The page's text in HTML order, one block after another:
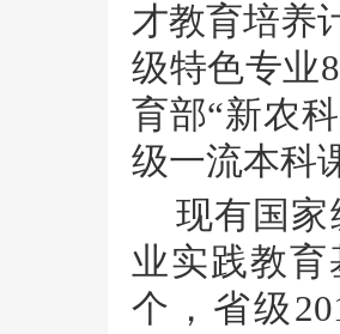
才教育培养
级特色专业
育部“新农
级一流本科
现有国
业实践教
个，省级